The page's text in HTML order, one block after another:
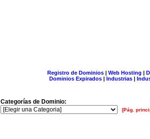
Registro de Dominios| Web Hosting |
Dominios Expirados | Industrias |
Categorías de Dominio:
[Pág.